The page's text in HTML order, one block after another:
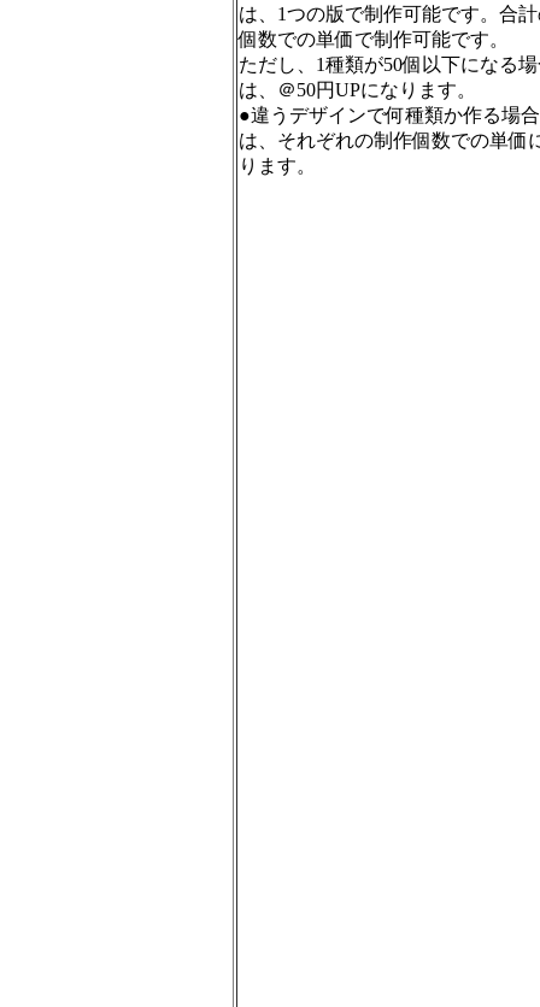
は、1つの版で制作可能です。合
個数での単価で制作可能です。
ただし、1種類が50個以下になる
は、＠50円UPになります。
●違うデザインで何種類か作る場合
は、それぞれの制作個数での単価
ります。